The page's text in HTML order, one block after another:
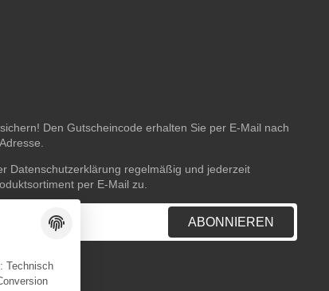
Den Gutscheincode erhalten Sie per E-Mail nach
Datenschutzerklärung regelmäßig und jederzeit
per E-Mail zu.
ABONNIEREN
Technisch